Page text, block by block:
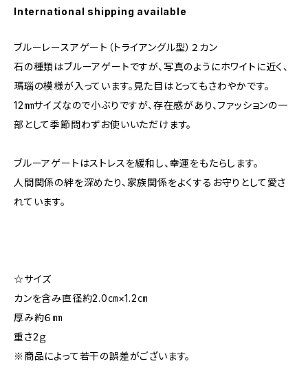
International shipping available
ブルーレースアゲート（トライアングル型）２カン
石の種類はブルーアゲートですが、写真のようにホワイトに近く、
瑪瑙の模様が入っています。見た目はとってもさわやかです。
12㎜サイズなので小ぶりですが、存在感があり、ファッションの一
部として季節問わずお使いいただけます。
ブルーアゲートはストレスを緩和し、幸運をもたらします。
人間関係の絆を深めたり、家族関係をよくするお守りとして愛さ
れています。
☆サイズ
カンを含み直径約2.0㎝×1.2㎝
厚み約６㎜
重さ2ｇ
※商品によって若干の誤差がございます。